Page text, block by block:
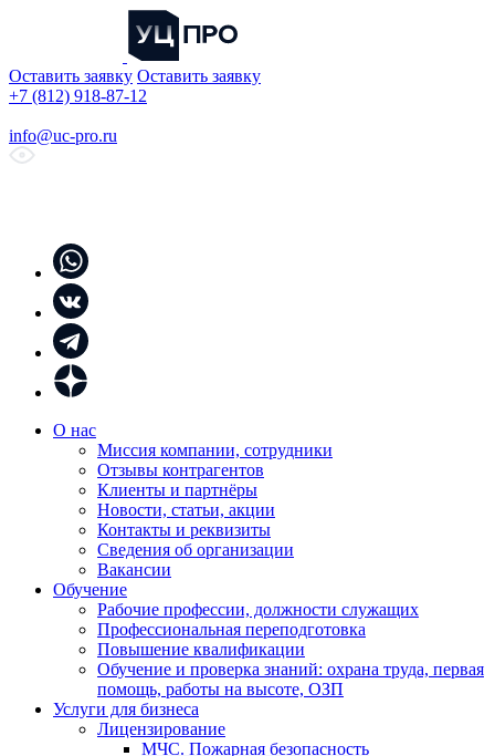
Оставить заявку Оставить заявку
+7 (812) 918-87-12
info@uc-pro.ru
О нас
Миссия компании, сотрудники
Отзывы контрагентов
Клиенты и партнёры
Новости, статьи, акции
Контакты и реквизиты
Сведения об организации
Вакансии
Обучение
Рабочие профессии, должности служащих
Профессиональная переподготовка
Повышение квалификации
Обучение и проверка знаний: охрана труда, первая
помощь, работы на высоте, ОЗП
Услуги для бизнеса
Лицензирование
МЧС. Пожарная безопасность